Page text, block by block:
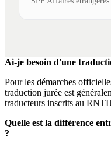
Ai-je besoin d'une
Pour les démarches
traduction jurée est
traducteurs inscrits au
Quelle est la différence
?